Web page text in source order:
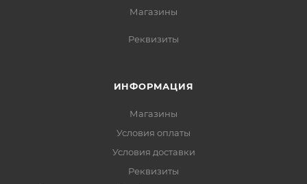
Магазины
Реквизиты
ИНФОРМАЦИЯ
Магазины
Условия оплаты
Условия доставки
Реквизиты